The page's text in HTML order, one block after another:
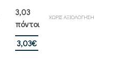
ΧΩΡΙΣ ΑΞΙΟΛΟΓΗΣΗ
3,03
πόντοι
3,03€